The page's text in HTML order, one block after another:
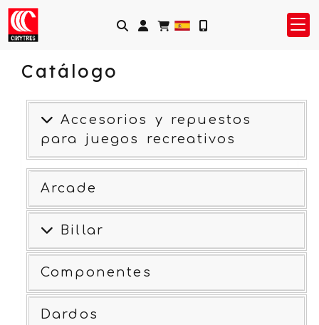
Identifícate
Catálogo
Accesorios y repuestos
para juegos recreativos
Arcade
Billar
Componentes
Dardos